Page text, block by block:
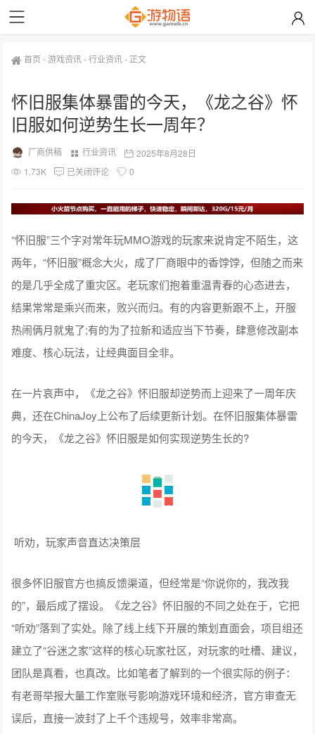
首页 -游戏资讯-行业资讯- 正文
怀旧服集体暴雷的今天，《龙之谷》怀
旧服如何逆势生长一周年？
厂商供稿 行业资讯
2025年8月28日
1.73K
已关闭评论 0
“怀旧服”三个字对常年玩MMO游戏的玩家来说肯定不陌生，这
两年，“怀旧服”概念大火，成了厂商眼中的香饽饽，但随之而来
的是几乎全成了重灾区。老玩家们抱着重温青春的心态进去，
结果常常是乘兴而来，败兴而归。有的内容更新跟不上，开服
热闹俩月就鬼了;有的为了拉新和适应当下节奏，肆意修改副本
难度、核心玩法，让经典面目全非。
在一片哀声中，《龙之谷》怀旧服却逆势而上迎来了一周年庆
典，还在ChinaJoy上公布了后续更新计划。在怀旧服集体暴雷
的今天，《龙之谷》怀旧服是如何实现逆势生长的?
听劝，玩家声音直达决策层
很多怀旧服官方也搞反馈渠道，但经常是“你说你的，我改我
的”，最后成了摆设。《龙之谷》怀旧服的不同之处在于，它把
“听劝”落到了实处。除了线上线下开展的策划直面会，项目组还
建立了“谷迷之家”这样的核心玩家社区，对玩家的吐槽、建议，
团队是真看，也真改。比如笔者了解到的一个很实际的例子：
有老哥举报大量工作室账号影响游戏环境和经济，官方审查无
误后，直接一波封了上千个违规号，效率非常高。